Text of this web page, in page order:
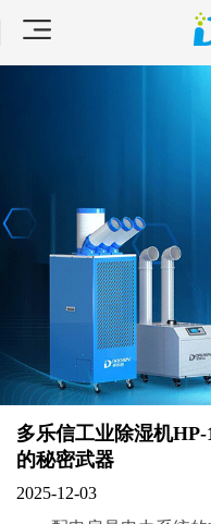
多乐信工业除湿机
的秘密武器
2025-12-03